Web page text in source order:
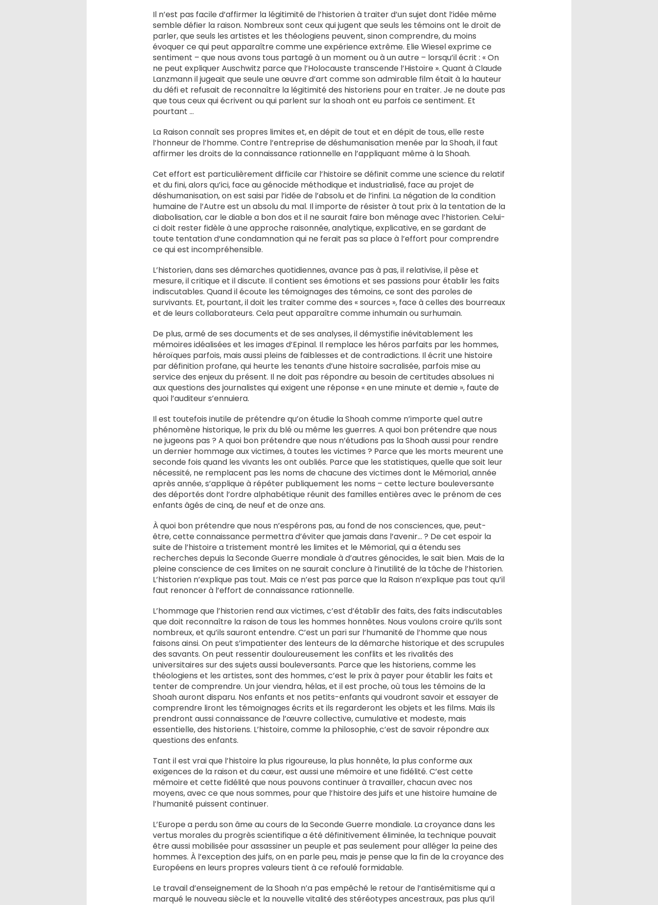
Il n’est pas facile d’affirmer la légitimité de l’historien à traiter d’un sujet dont l’idée même
semble défier la raison. Nombreux sont ceux qui jugent que seuls les témoins ont le droit de
parler, que seuls les artistes et les théologiens peuvent, sinon comprendre, du moins
évoquer ce qui peut apparaître comme une expérience extrême. Elie Wiesel exprime ce
sentiment – que nous avons tous partagé à un moment ou à un autre – lorsqu’il écrit : « On
ne peut expliquer Auschwitz parce que l’Holocauste transcende l’Histoire ». Quant à Claude
Lanzmann il jugeait que seule une œuvre d’art comme son admirable film était à la hauteur
du défi et refusait de reconnaître la légitimité des historiens pour en traiter. Je ne doute pas
que tous ceux qui écrivent ou qui parlent sur la shoah ont eu parfois ce sentiment. Et
pourtant …
La Raison connaît ses propres limites et, en dépit de tout et en dépit de tous, elle reste
l’honneur de l’homme. Contre l’entreprise de déshumanisation menée par la Shoah, il faut
affirmer les droits de la connaissance rationnelle en l’appliquant même à la Shoah.
Cet effort est particulièrement difficile car l’histoire se définit comme une science du relatif
et du fini, alors qu’ici, face au génocide méthodique et industrialisé, face au projet de
déshumanisation, on est saisi par l’idée de l’absolu et de l’infini. La négation de la condition
humaine de l’Autre est un absolu du mal. Il importe de résister à tout prix à la tentation de la
diabolisation, car le diable a bon dos et il ne saurait faire bon ménage avec l’historien. Celui-
ci doit rester fidèle à une approche raisonnée, analytique, explicative, en se gardant de
toute tentation d’une condamnation qui ne ferait pas sa place à l’effort pour comprendre
ce qui est incompréhensible.
L’historien, dans ses démarches quotidiennes, avance pas à pas, il relativise, il pèse et
mesure, il critique et il discute. Il contient ses émotions et ses passions pour établir les faits
indiscutables. Quand il écoute les témoignages des témoins, ce sont des paroles de
survivants. Et, pourtant, il doit les traiter comme des « sources », face à celles des bourreaux
et de leurs collaborateurs. Cela peut apparaître comme inhumain ou surhumain.
De plus, armé de ses documents et de ses analyses, il démystifie inévitablement les
mémoires idéalisées et les images d’Epinal. Il remplace les héros parfaits par les hommes,
héroïques parfois, mais aussi pleins de faiblesses et de contradictions. Il écrit une histoire
par définition profane, qui heurte les tenants d’une histoire sacralisée, parfois mise au
service des enjeux du présent. Il ne doit pas répondre au besoin de certitudes absolues ni
aux questions des journalistes qui exigent une réponse « en une minute et demie », faute de
quoi l’auditeur s’ennuiera.
Il est toutefois inutile de prétendre qu’on étudie la Shoah comme n’importe quel autre
phénomène historique, le prix du blé ou même les guerres. A quoi bon prétendre que nous
ne jugeons pas ? A quoi bon prétendre que nous n’étudions pas la Shoah aussi pour rendre
un dernier hommage aux victimes, à toutes les victimes ? Parce que les morts meurent une
seconde fois quand les vivants les ont oubliés. Parce que les statistiques, quelle que soit leur
nécessité, ne remplacent pas les noms de chacune des victimes dont le Mémorial, année
après année, s’applique à répéter publiquement les noms – cette lecture bouleversante
des déportés dont l’ordre alphabétique réunit des familles entières avec le prénom de ces
enfants âgés de cinq, de neuf et de onze ans.
À quoi bon prétendre que nous n’espérons pas, au fond de nos consciences, que, peut-
être, cette connaissance permettra d’éviter que jamais dans l’avenir… ? De cet espoir la
suite de l’histoire a tristement montré les limites et le Mémorial, qui a étendu ses
recherches depuis la Seconde Guerre mondiale à d’autres génocides, le sait bien. Mais de la
pleine conscience de ces limites on ne saurait conclure à l’inutilité de la tâche de l’historien.
L’historien n’explique pas tout. Mais ce n’est pas parce que la Raison n’explique pas tout qu’il
faut renoncer à l’effort de connaissance rationnelle.
L’hommage que l’historien rend aux victimes, c’est d’établir des faits, des faits indiscutables
que doit reconnaître la raison de tous les hommes honnêtes. Nous voulons croire qu’ils sont
nombreux, et qu’ils sauront entendre. C’est un pari sur l’humanité de l’homme que nous
faisons ainsi. On peut s’impatienter des lenteurs de la démarche historique et des scrupules
des savants. On peut ressentir douloureusement les conflits et les rivalités des
universitaires sur des sujets aussi bouleversants. Parce que les historiens, comme les
théologiens et les artistes, sont des hommes, c’est le prix à payer pour établir les faits et
tenter de comprendre. Un jour viendra, hélas, et il est proche, où tous les témoins de la
Shoah auront disparu. Nos enfants et nos petits-enfants qui voudront savoir et essayer de
comprendre liront les témoignages écrits et ils regarderont les objets et les films. Mais ils
prendront aussi connaissance de l’œuvre collective, cumulative et modeste, mais
essentielle, des historiens. L’histoire, comme la philosophie, c’est de savoir répondre aux
questions des enfants.
Tant il est vrai que l’histoire la plus rigoureuse, la plus honnête, la plus conforme aux
exigences de la raison et du cœur, est aussi une mémoire et une fidélité. C’est cette
mémoire et cette fidélité que nous pouvons continuer à travailler, chacun avec nos
moyens, avec ce que nous sommes, pour que l’histoire des juifs et une histoire humaine de
l’humanité puissent continuer.
L’Europe a perdu son âme au cours de la Seconde Guerre mondiale. La croyance dans les
vertus morales du progrès scientifique a été définitivement éliminée, la technique pouvait
être aussi mobilisée pour assassiner un peuple et pas seulement pour alléger la peine des
hommes. À l’exception des juifs, on en parle peu, mais je pense que la fin de la croyance des
Européens en leurs propres valeurs tient à ce refoulé formidable.
Le travail d’enseignement de la Shoah n’a pas empêché le retour de l’antisémitisme qui a
marqué le nouveau siècle et la nouvelle vitalité des stéréotypes ancestraux, pas plus qu’il